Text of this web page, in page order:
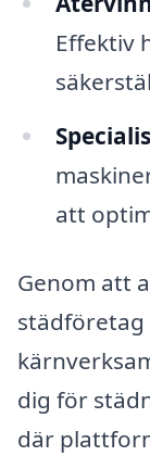
Effektiv
att
Genom att
städföretag
dig för
där